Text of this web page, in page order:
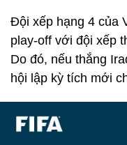
Đội xếp hạng 4 của
play-off với đội xếp
Do đó, nếu thắng
hội lập kỳ tích mới